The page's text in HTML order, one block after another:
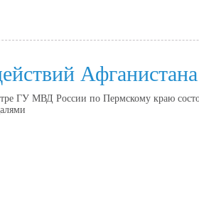
Афганистана
ГУ МВД России по Пермскому краю